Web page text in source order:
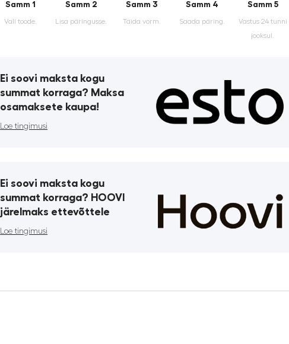
Samm 1
Vali toode.
Samm 2
Lisa päringusse.
Samm 3
Täida vorm.
Samm 4
Saada päring.
Samm 5
Vastus 24 tunni
jooksul.
Ei soovi maksta kogu
summat korraga? Maksa
osamaksete kaupa!
Loe tingimusi
Ei soovi maksta kogu
summat korraga? HOOVI
järelmaks ettevõttele
Loe tingimusi